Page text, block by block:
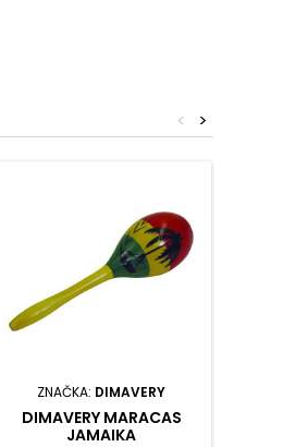
>
<
ZNAČKA: DIMAVERY
DIMAVERY MARACAS
JAMAIKA